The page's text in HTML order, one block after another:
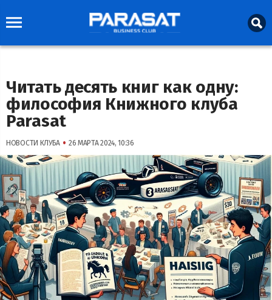
Читать десять книг как одну:
философия Книжного клуба
Parasat
НОВОСТИ КЛУБА • 26 МАРТА 2024, 10:36